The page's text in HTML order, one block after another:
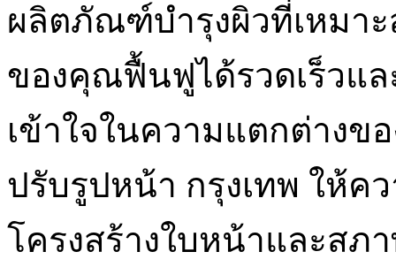
ผลิตภัณฑ์บำรุงผิวที่เหมา
ของคุณฟื้นฟูได้รวดเร็วแ
เข้าใจในความแตกต่างข
ปรับรูปหน้า กรุงเทพ ให้ค
โครงสร้างใบหน้าและสภ